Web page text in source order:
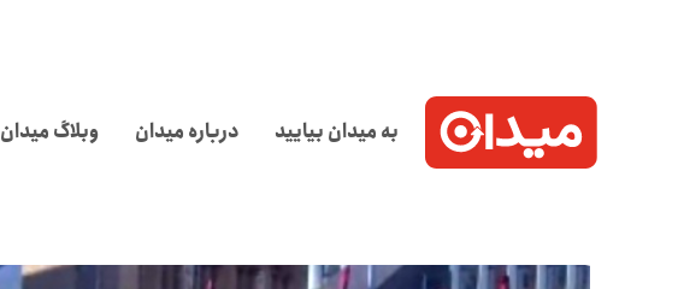
به میدان بیایید درباره میدان وبلاگ میدان